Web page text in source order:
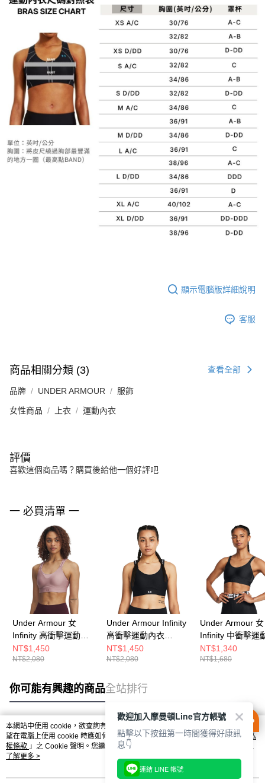
顯示電腦版詳細說明
客服
商品相關分類 (3) 查看全部
品牌 UNDER ARMOUR 服飾
女性商品 上衣 運動內衣
評價
喜歡這個商品嗎？購買後給他一個好評吧
一 必買清單 一
Under Armour 女
Infinity 高衝擊運動內
衣 1384112-673
NT$1,450
NT$2,080
Under Armour Infinity
高衝擊運動內衣
1384112-001
NT$1,450
NT$2,080
Under Armour 女
Infinity 中衝擊運
衣 1384123-002
NT$1,340
NT$1,680
你可能有興趣的商品全站排行
熱門標籤
本網站中使用 cookie，欲查詢有關本網站使用 cookie 方式之詳情，及若您不希
望在電腦上使用 cookie 時應如何變更電腦的 cookie 設定，請參閱本網站「
隱私
權條款 」之 Cookie 聲明。您繼續使用本網站即表示您同意本公司得按本網站使
用條款之 Cookie 聲明使用 cookie。
了解更多 >
歡迎加入摩曼頓Line官方帳號
點擊以下按鈕第一時間獲得好康訊
息👇
連結 LINE 帳號